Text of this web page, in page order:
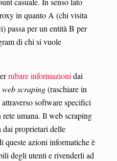
in quanto A (chi visita
passa per un entità B per
di chi si vuole
rubare informazioni dai
web scraping(raschiare in
software specifici
umana. Il web scraping
dai proprietari delle
queste azioni informatiche è
degli utenti e rivenderli ad